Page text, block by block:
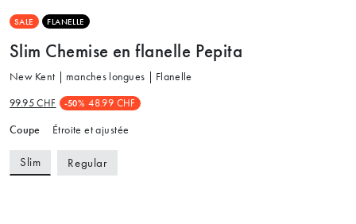
SALE FLANELLE
Slim Chemise en flanelle Pepita
New Kent | manches longues | Flanelle
99.95 CHF -50% 48.99 CHF
Coupe Étroite et ajustée
Slim Regular